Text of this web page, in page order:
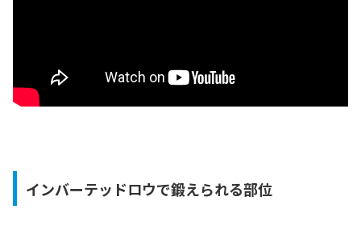
インバーテッドロウで鍛えられる部位